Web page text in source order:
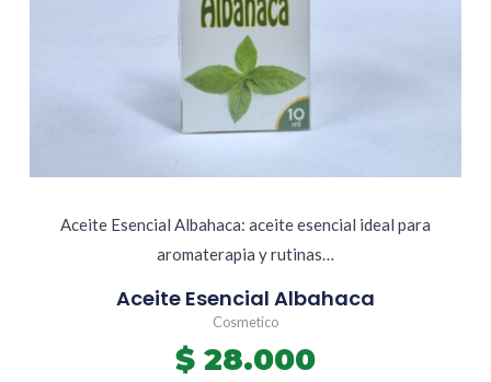
Aceite Esencial Albahaca: aceite esencial ideal para
aromaterapia y rutinas…
Aceite Esencial Albahaca
Cosmetico
$ 28.000